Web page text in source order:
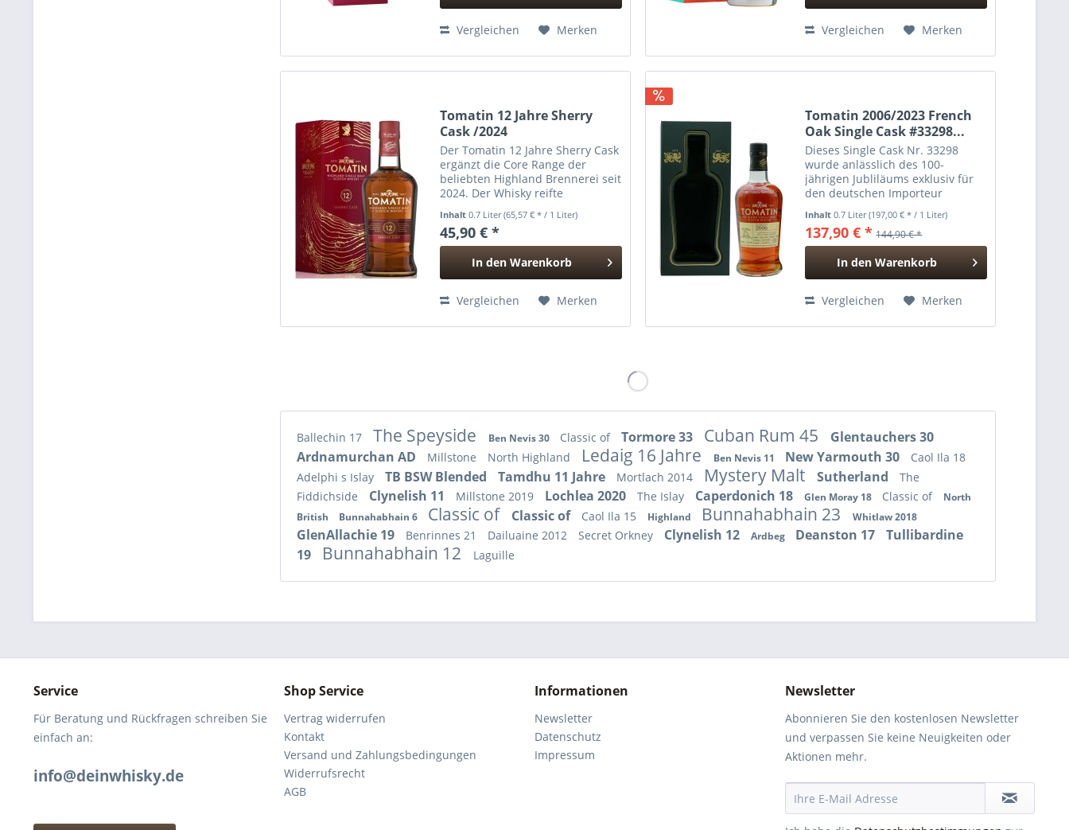
Hinzugefügt
Vergleichen Merken
Hinzugefügt
Vergleichen Merken
Tomatin 12 Jahre Sherry
Cask /2024
Der Tomatin 12 Jahre Sherry Cask
ergänzt die Core Range der
beliebten Highland Brennerei seit
2024. Der Whisky reifte
Casks und überzeugt mit
reichhaltigen Noten nach
Karamell und dunklen Früchten.
Aroma...
Inhalt0.7 Liter(65,57 € * / 1 Liter)
45,90 € *
In den Warenkorb
Hinzugefügt
Vergleichen Merken
Tomatin 2006/2023 French
Oak Single Cask #33298...
Dieses Single Cask Nr. 33298
wurde anlässlich des 100-
jährigen Jubliläums exklusiv für
den deutschen Importeur
Tomatin Single Malt wurde am
6.10.2006 destilliert und am
4.9.2023 in Fassstärke mit 55,7%
Inhalt0.7 Liter(197,00 € * / 1 Liter)
137,90 € * 144,90 € *
In den Warenkorb
Hinzugefügt
Vergleichen Merken
Ballechin 17 The Speyside Ben Nevis 30 Classic of Tormore 33 Cuban Rum 45
Glentauchers 30
Ardnamurchan AD
Millstone North Highland Ledaig 16 Jahre Ben Nevis 11 New Yarmouth 30
Caol Ila 18
Adelphi s Islay
TB BSW Blended Tamdhu 11 Jahre Mortlach 2014 Mystery Malt Sutherland
The
Fiddichside
Clynelish 11 Millstone 2019 Lochlea 2020 The Islay Caperdonich 18 Glen Moray 18 Classic of
North
British
Bunnahabhain 6 Classic of Classic of Caol Ila 15 Highland Bunnahabhain 23 Whitlaw 2018
GlenAllachie 19 Benrinnes 21 Dailuaine 2012 Secret Orkney Clynelish 12 Ardbeg Deanston 17
Tullibardine
19
Bunnahabhain 12 Laguille
Service
Für Beratung und Rückfragen schreiben Sie
einfach an:
info@deinwhisky.de
Shop Service
Vertrag widerrufen
Kontakt
Versand und Zahlungsbedingungen
Widerrufsrecht
AGB
Informationen
Newsletter
Datenschutz
Impressum
Newsletter
Abonnieren Sie den kostenlosen Newsletter
und verpassen Sie keine Neuigkeiten oder
Aktionen mehr.